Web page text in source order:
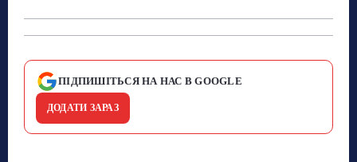
ПІДПИШІТЬСЯ НА НАС В GOOGLE
ДОДАТИ ЗАРАЗ